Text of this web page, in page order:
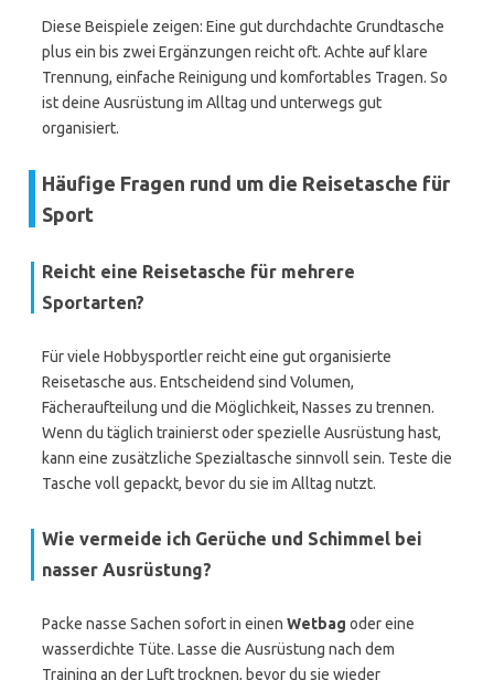
Diese Beispiele zeigen: Eine gut durchdachte Grundtasche
plus ein bis zwei Ergänzungen reicht oft. Achte auf klare
Trennung, einfache Reinigung und komfortables Tragen. So
ist deine Ausrüstung im Alltag und unterwegs gut
organisiert.
Häufige Fragen rund um die Reisetasche für
Sport
Reicht eine Reisetasche für mehrere
Sportarten?
Für viele Hobbysportler reicht eine gut organisierte
Reisetasche aus. Entscheidend sind Volumen,
Fächeraufteilung und die Möglichkeit, Nasses zu trennen.
Wenn du täglich trainierst oder spezielle Ausrüstung hast,
kann eine zusätzliche Spezialtasche sinnvoll sein. Teste die
Tasche voll gepackt, bevor du sie im Alltag nutzt.
Wie vermeide ich Gerüche und Schimmel bei
nasser Ausrüstung?
Packe nasse Sachen sofort in einen Wetbag oder eine
wasserdichte Tüte. Lasse die Ausrüstung nach dem
Training an der Luft trocknen, bevor du sie wieder